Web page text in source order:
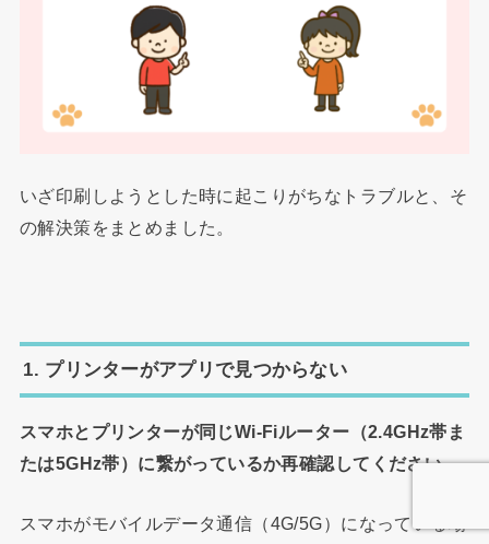
いざ印刷しようとした時に起こりがちなトラブルと、そ
の解決策をまとめました。
1. プリンターがアプリで見つからない
スマホとプリンターが同じWi-Fiルーター（2.4GHz帯ま
たは5GHz帯）に繋がっているか再確認してください。
スマホがモバイルデータ通信（4G/5G）になっている場